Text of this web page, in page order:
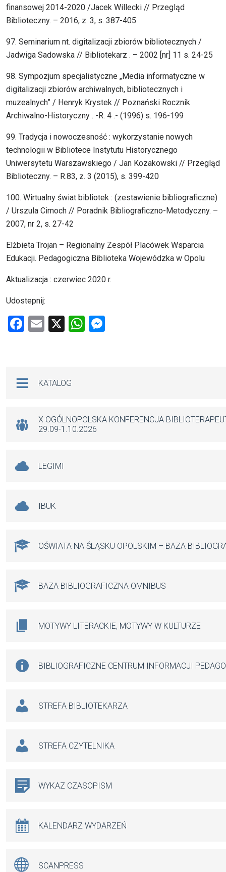
finansowej 2014-2020 /Jacek Willecki // Przegląd
Biblioteczny. – 2016, z. 3, s. 387-405
97. Seminarium nt. digitalizacji zbiorów bibliotecznych /
Jadwiga Sadowska // Bibliotekarz . – 2002 [nr] 11 s. 24-25
98. Sympozjum specjalistyczne „Media informatyczne w
digitalizacji zbiorów archiwalnych, bibliotecznych i
muzealnych” / Henryk Krystek // Poznański Rocznik
Archiwalno-Historyczny . -R. 4 .- (1996) s. 196-199
99. Tradycja i nowoczesność : wykorzystanie nowych
technologii w Bibliotece Instytutu Historycznego
Uniwersytetu Warszawskiego / Jan Kozakowski // Przegląd
Biblioteczny. – R.83, z. 3 (2015), s. 399-420
100. Wirtualny świat bibliotek : (zestawienie bibliograficzne)
/ Urszula Cimoch // Poradnik Bibliograficzno-Metodyczny. –
2007, nr 2, s. 27-42
Elżbieta Trojan – Regionalny Zespół Placówek Wsparcia
Edukacji. Pedagogiczna Biblioteka Wojewódzka w Opolu
Aktualizacja : czerwiec 2020 r.
Udostepnij:
F
o
k
E
X
W
p
KATALOG
X OGÓLNOPOLSKA KONFERENCJA
29.09-1.10.2026
LEGIMI
IBUK
OŚWIATA NA ŚLĄSKU OPOLSKIM – BAZA
BAZA BIBLIOGRAFICZNA OMNIBUS
MOTYWY LITERACKIE, MOTYWY W KULTURZE
BIBLIOGRAFICZNE CENTRUM INFORMACJI
STREFA BIBLIOTEKARZA
STREFA CZYTELNIKA
WYKAZ CZASOPISM
KALENDARZ WYDARZEŃ
SCANPRESS